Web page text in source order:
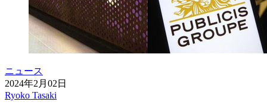
ニュース
2024年2月02日
Ryoko Tasaki